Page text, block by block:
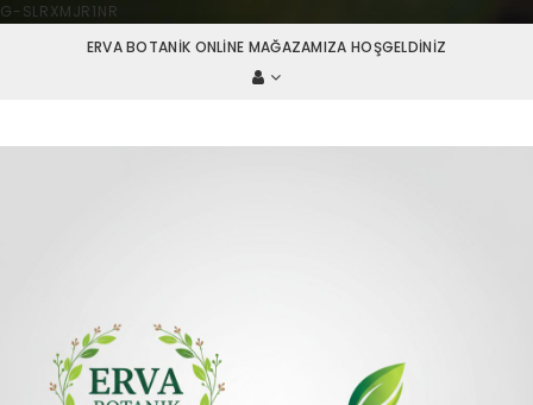
G-SLRXMJR1NR
ERVA BOTANIK ONLINE MAĞAZAMIZA HOŞGELDINIZ